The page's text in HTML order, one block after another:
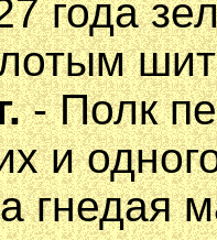
года
- Полк
и
гнедая